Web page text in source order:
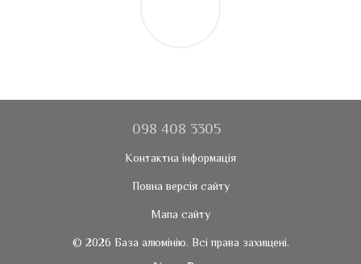
098 408 3305
Контактна інформація
Повна версія сайту
Мапа сайту
© 2026 База алюмінію. Всі права захищені.